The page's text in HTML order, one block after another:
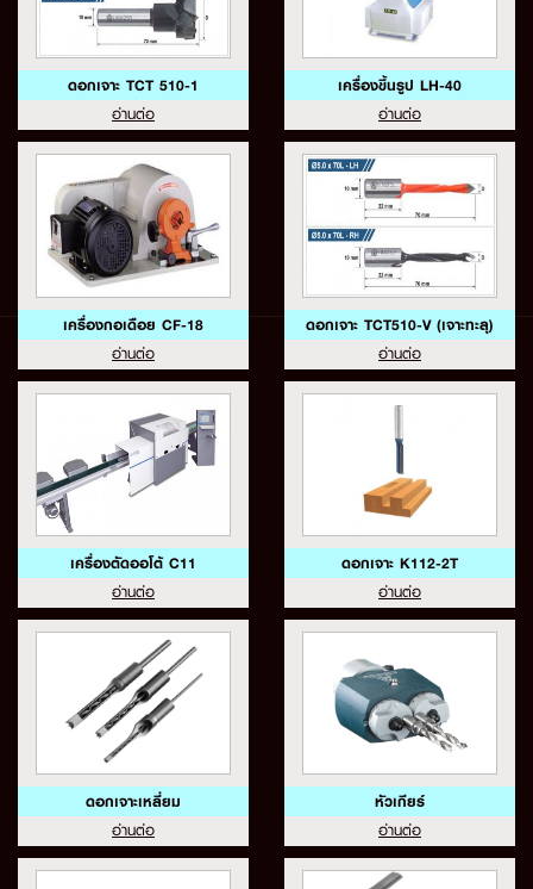
ดอกเจาะ TCT 510-1
อ่านต่อ
เครื่องขึ้นรูป LH-40
อ่านต่อ
เครื่องกอเดือย CF-18
อ่านต่อ
ดอกเจาะ TCT510-V (เจาะทะลุ)
อ่านต่อ
เครื่องตัดออโต้ C11
อ่านต่อ
ดอกเจาะ K112-2T
อ่านต่อ
ดอกเจาะเหลี่ยม
อ่านต่อ
หัวเกียร์
อ่านต่อ